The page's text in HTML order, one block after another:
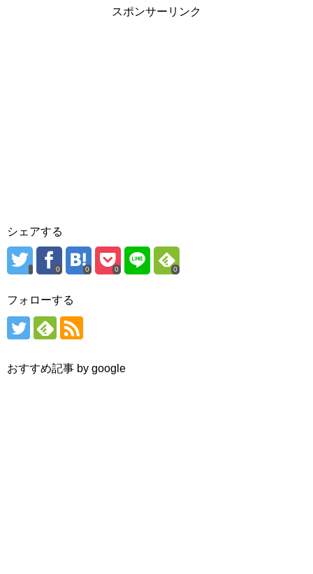
スポンサーリンク
シェアする
0 0 0 0
フォローする
おすすめ記事 by google